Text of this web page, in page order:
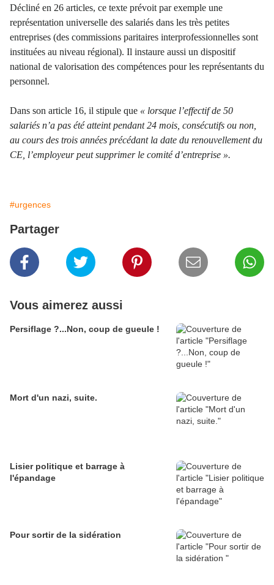
Décliné en 26 articles, ce texte prévoit par exemple une
représentation universelle des salariés dans les très petites
entreprises (des commissions paritaires interprofessionnelles sont
instituées au niveau régional). Il instaure aussi un dispositif
national de valorisation des compétences pour les représentants du
personnel.
Dans son article 16, il stipule que « lorsque l’effectif de 50
salariés n’a pas été atteint pendant 24 mois, consécutifs ou non,
au cours des trois années précédant la date du renouvellement du
CE, l’employeur peut supprimer le comité d’entreprise ».
#urgences
Partager
Vous aimerez aussi
Persiflage ?...Non, coup de gueule !
Mort d'un nazi, suite.
Lisier politique et barrage à
l'épandage
Pour sortir de la sidération